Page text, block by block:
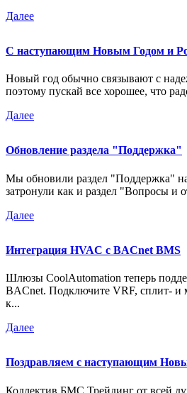
Далее
С наступающим Новым Годом и
Новый год обычно связывают с
поэтому пускай все хорошее, что
Далее
Обновление раздела "Поддержка"
Мы обновили раздел "Поддержка"
затронули как и раздел "Вопросы и
Далее
Интеграция HVAC с BACnet BMS
Шлюзы CoolAutomation теперь
BACnet. Подключите VRF, сплит- и
к...
Далее
Поздравляем с наступающим
Коллектив БМС Трейдинг от всей